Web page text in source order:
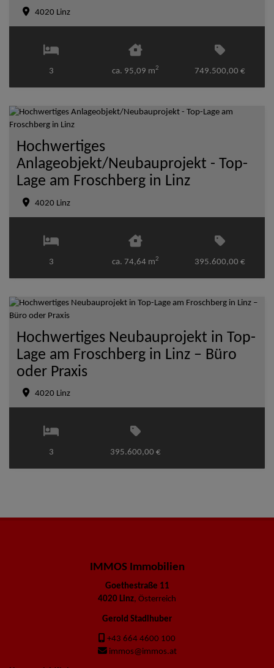
4020 Linz
3 ca. 95,09 m2 749.500,00 €
Hochwertiges
Anlageobjekt/Neubauprojekt - Top-
Lage am Froschberg in Linz
4020 Linz
3 ca. 74,64 m2 395.600,00 €
Hochwertiges Neubauprojekt in Top-
Lage am Froschberg in Linz – Büro
oder Praxis
4020 Linz
3 395.600,00 €
IMMOS Immobilien
Goethestraße 11
4020 Linz, Österreich
Gerold Stadlhuber
+43 664 4600 100
immos@immos.at